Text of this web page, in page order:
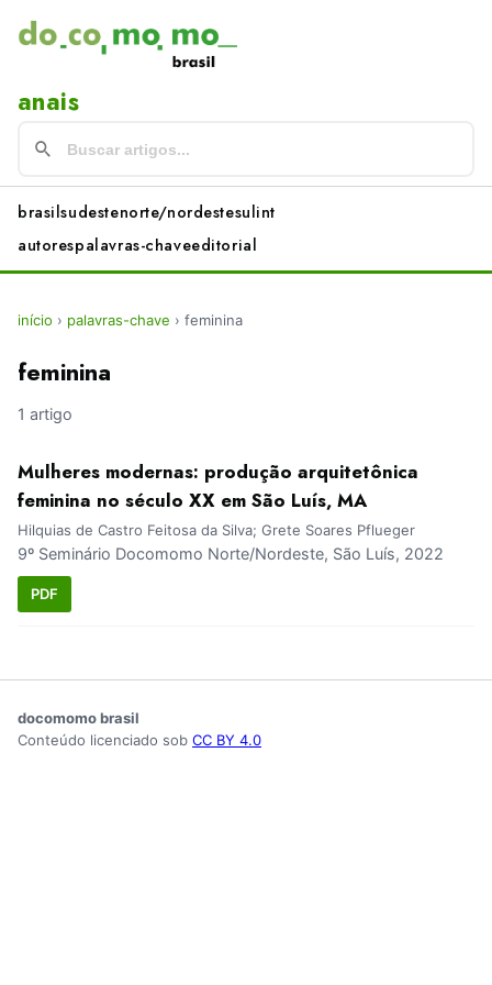
anais
brasilsudestenorte/nordestesulint
autorespalavras-chaveeditorial
início › palavras-chave › feminina
feminina
1 artigo
Mulheres modernas: produção arquitetônica
feminina no século XX em São Luís, MA
Hilquias de Castro Feitosa da Silva; Grete Soares Pflueger
9º Seminário Docomomo Norte/Nordeste, São Luís, 2022
PDF
docomomo brasil
Conteúdo licenciado sob CC BY 4.0